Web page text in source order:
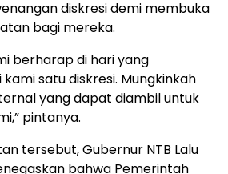
diskresi demi membuka
bagi mereka.
berharap di hari yang
satu diskresi. Mungkinkah
yang dapat diambil untuk
pintanya.
tersebut, Gubernur NTB Lalu
bahwa Pemerintah